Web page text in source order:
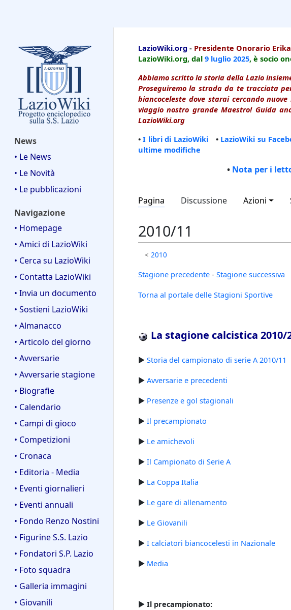
News
• Le News
• Le Novità
• Le pubblicazioni
Navigazione
• Homepage
• Amici di LazioWiki
• Cerca su LazioWiki
• Contatta LazioWiki
• Invia un documento
• Sostieni LazioWiki
• Almanacco
• Articolo del giorno
• Avversarie
• Avversarie stagione
• Biografie
• Calendario
• Campi di gioco
• Competizioni
• Cronaca
• Editoria - Media
• Eventi giornalieri
• Eventi annuali
• Fondo Renzo Nostini
• Figurine S.S. Lazio
• Fondatori S.P. Lazio
• Foto squadra
• Galleria immagini
• Giovanili
LazioWiki.org - Presidente Onorario
LazioWiki.org, dal 9 luglio 2025, è socio
Abbiamo scritto la storia della Lazio
Proseguiremo la strada da te tracciata
biancoceleste dove starai cercando
viaggio nostro grande Maestro! Guida
LazioWiki.org
•I libri di LazioWiki• LazioWiki su
ultime modifiche
• Nota per i
Pagina Discussione Azioni
2010/11
<2010
Stagione precedente - Stagione successiva
Torna al portale delle Stagioni Sportive
La stagione calcistica 2010/
► Storia del campionato di serie A 2010/11
► Avversarie e precedenti
► Presenze e gol stagionali
► Il precampionato
► Le amichevoli
► Il Campionato di Serie A
► La Coppa Italia
► Le gare di allenamento
► Le Giovanili
► I calciatori biancocelesti in Nazionale
► Media
► Il precampionato: